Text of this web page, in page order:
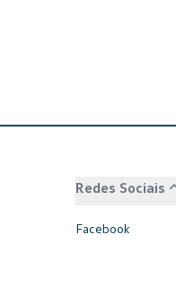
Redes Sociais
Facebook